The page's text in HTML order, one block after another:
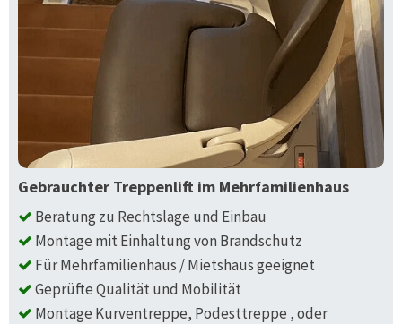
Gebrauchter Treppenlift im Mehrfamilienhaus
Beratung zu Rechtslage und Einbau
Montage mit Einhaltung von Brandschutz
Für Mehrfamilienhaus / Mietshaus geeignet
Geprüfte Qualität und Mobilität
Montage Kurventreppe, Podesttreppe , oder